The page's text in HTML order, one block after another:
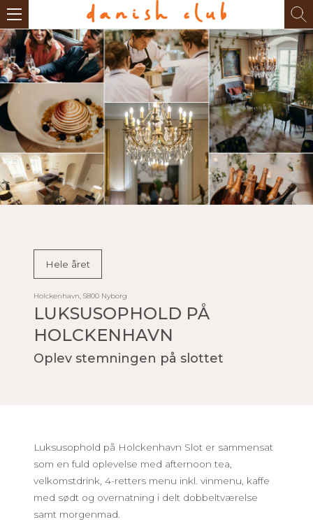
Hele året
Holckenhavn, 5800 Nyborg
LUKSUSOPHOLD PÅ
HOLCKENHAVN
Oplev stemningen på slottet
Luksusophold på Holckenhavn Slot er sammensat
som en fuld oplevelse med afternoon tea,
velkomstdrink, 4-retters menu inkl. vinmenu, kaffe
med sødt og overnatning i delt dobbeltværelse
samt morgenmad.